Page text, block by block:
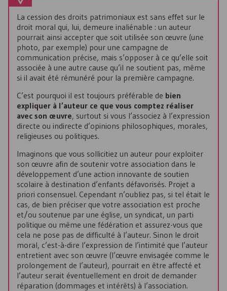
La cession des droits patrimoniaux est sans effet sur le
droit moral qui, lui, demeure inaliénable : un auteur
pourrait ainsi accepter que soit utilisée son œuvre (une
photo, par exemple) pour une campagne de
communication précise, mais s’opposer à ce qu’elle soit
associée à une autre cause qu’il ne soutient pas, même
si il avait été rémunéré pour la première campagne.
C’est pourquoi il est toujours préférable de bien
expliquer à l’auteur ce que vous comptez réaliser
avec son œuvre, surtout si vous l’associez à l’expression
directe ou indirecte d’opinions philosophiques, morales,
religieuses ou politiques.
Imaginons que vous sollicitiez un auteur pour exploiter
son œuvre afin de soutenir votre association dans le
développement d’une action innovante de soutien
scolaire à destination d’enfants défavorisés. Projet a
priori consensuel. Cependant n’oubliez pas, si tel était le
cas, de bien préciser que votre association est proche
et/ou soutenue par une église, un syndicat, un parti
politique ou même une fédération et assurez-vous que
cela ne pose pas de difficulté à l’auteur. Sinon le droit
moral, c’est-à-dire l’expression de l’intimité que l’auteur
entretient avec son œuvre (l’œuvre envisagée comme le
prolongement de l’auteur), pourrait en être affecté et
l’auteur serait éventuellement en droit de demander
réparation (dommages et intérêts) à l’association.